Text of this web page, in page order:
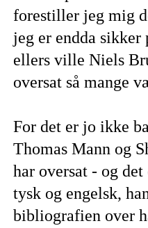
forestiller jeg mig
jeg er endda sikker
ellers ville Niels
oversat så mange
For det er jo ikke
Thomas Mann og
har oversat - og
tysk og engelsk,
bibliografien over